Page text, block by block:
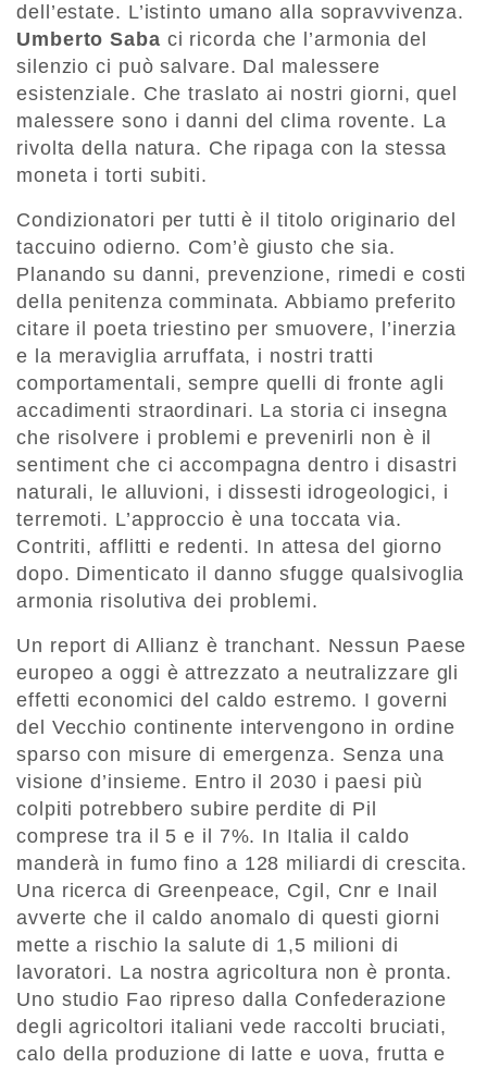
dell’estate. L’istinto umano alla sopravvivenza.
Umberto Saba ci ricorda che l’armonia del
silenzio ci può salvare. Dal malessere
esistenziale. Che traslato ai nostri giorni, quel
malessere sono i danni del clima rovente. La
rivolta della natura. Che ripaga con la stessa
moneta i torti subiti.
Condizionatori per tutti è il titolo originario del
taccuino odierno. Com’è giusto che sia.
Planando su danni, prevenzione, rimedi e costi
della penitenza comminata. Abbiamo preferito
citare il poeta triestino per smuovere, l’inerzia
e la meraviglia arruffata, i nostri tratti
comportamentali, sempre quelli di fronte agli
accadimenti straordinari. La storia ci insegna
che risolvere i problemi e prevenirli non è il
sentiment che ci accompagna dentro i disastri
naturali, le alluvioni, i dissesti idrogeologici, i
terremoti. L’approccio è una toccata via.
Contriti, afflitti e redenti. In attesa del giorno
dopo. Dimenticato il danno sfugge qualsivoglia
armonia risolutiva dei problemi.
Un report di Allianz è tranchant. Nessun Paese
europeo a oggi è attrezzato a neutralizzare gli
effetti economici del caldo estremo. I governi
del Vecchio continente intervengono in ordine
sparso con misure di emergenza. Senza una
visione d’insieme. Entro il 2030 i paesi più
colpiti potrebbero subire perdite di Pil
comprese tra il 5 e il 7%. In Italia il caldo
manderà in fumo fino a 128 miliardi di crescita.
Una ricerca di Greenpeace, Cgil, Cnr e Inail
avverte che il caldo anomalo di questi giorni
mette a rischio la salute di 1,5 milioni di
lavoratori. La nostra agricoltura non è pronta.
Uno studio Fao ripreso dalla Confederazione
degli agricoltori italiani vede raccolti bruciati,
calo della produzione di latte e uova, frutta e